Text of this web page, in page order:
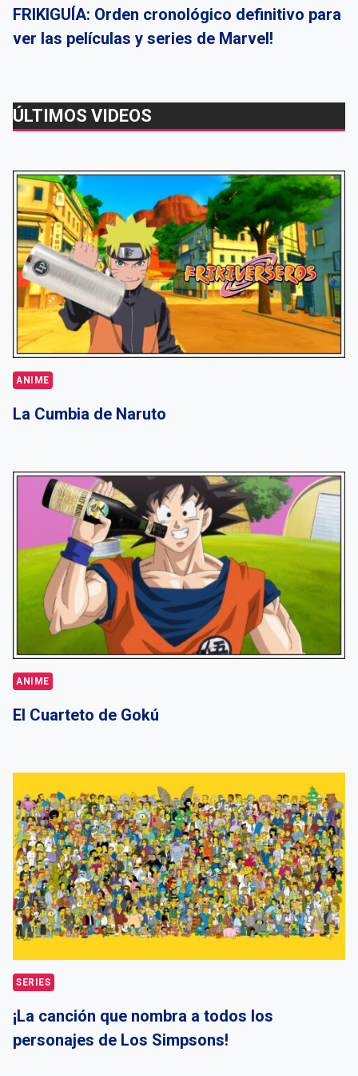
FRIKIGUÍA: Orden cronológico definitivo para
ver las películas y series de Marvel!
ÚLTIMOS VIDEOS
ANIME
La Cumbia de Naruto
ANIME
El Cuarteto de Gokú
SERIES
¡La canción que nombra a todos los
personajes de Los Simpsons!